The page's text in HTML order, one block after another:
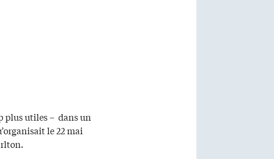
plus utiles – dans un
le 22 mai